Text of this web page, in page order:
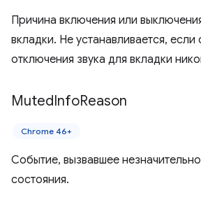
Причина включения или
вкладки. Не устанавливается, если
отключения звука для вкладки
MutedInfoReason
Chrome 46+
Событие, вызвавшее
состояния.